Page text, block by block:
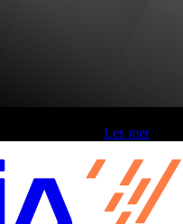
Les mer